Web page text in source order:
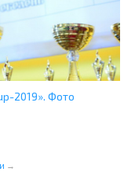
2019». Фото
→